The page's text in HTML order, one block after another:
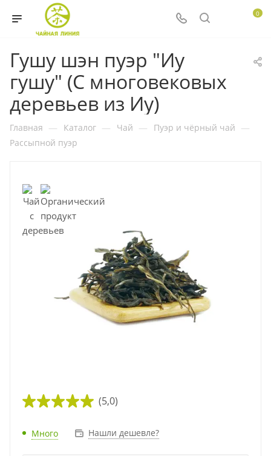
0
Гушу шэн пуэр "Иу
гушу" (С многовековых
деревьев из Иу)
Главная — Каталог — Чай — Пуэр и чёрный чай —
Рассыпной пуэр
(5,0)
Много Нашли дешевле?